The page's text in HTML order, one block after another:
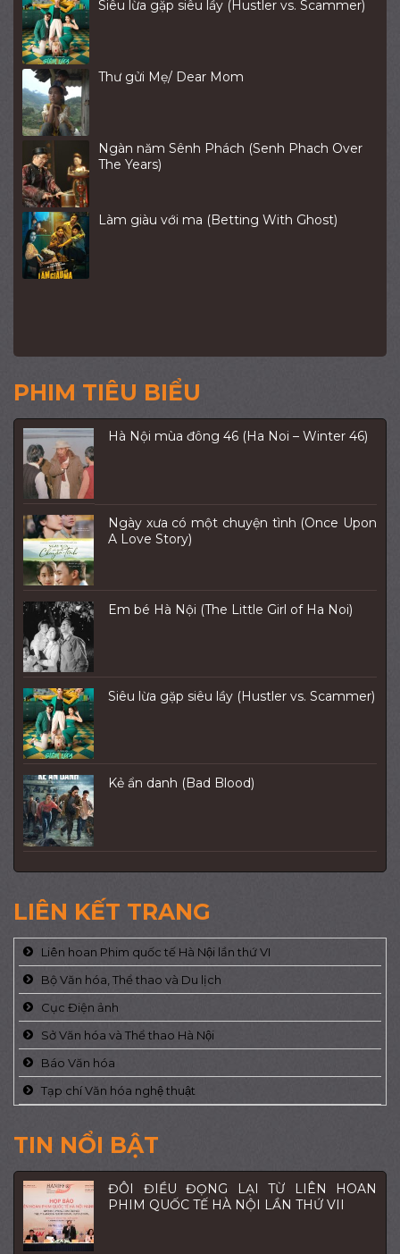
Siêu lừa gặp siêu lầy (Hustler vs. Scammer)
Thư gửi Mẹ/ Dear Mom
Ngàn năm Sênh Phách (Senh Phach Over
The Years)
Làm giàu với ma (Betting With Ghost)
PHIM TIÊU BIỂU
Hà Nội mùa đông 46 (Ha Noi – Winter 46)
Ngày xưa có một chuyện tình (Once Upon
A Love Story)
Em bé Hà Nội (The Little Girl of Ha Noi)
Siêu lừa gặp siêu lầy (Hustler vs. Scammer)
Kẻ ẩn danh (Bad Blood)
LIÊN KẾT TRANG
Liên hoan Phim quốc tế Hà Nội lần thứ VI
Bộ Văn hóa, Thể thao và Du lịch
Cục Điện ảnh
Sở Văn hóa và Thể thao Hà Nội
Báo Văn hóa
Tạp chí Văn hóa nghệ thuật
TIN NỔI BẬT
ĐÔI ĐIỀU ĐỌNG LẠI TỪ LIÊN HOAN
PHIM QUỐC TẾ HÀ NỘI LẦN THỨ VII